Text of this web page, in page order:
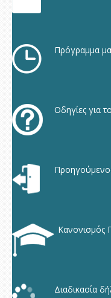
Πρόγραμμα
Οδηγίες για
Κανονισμός
Διαδικασία